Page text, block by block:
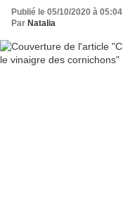
Publié le 05/10/2020 à 05:04
Par Natalia